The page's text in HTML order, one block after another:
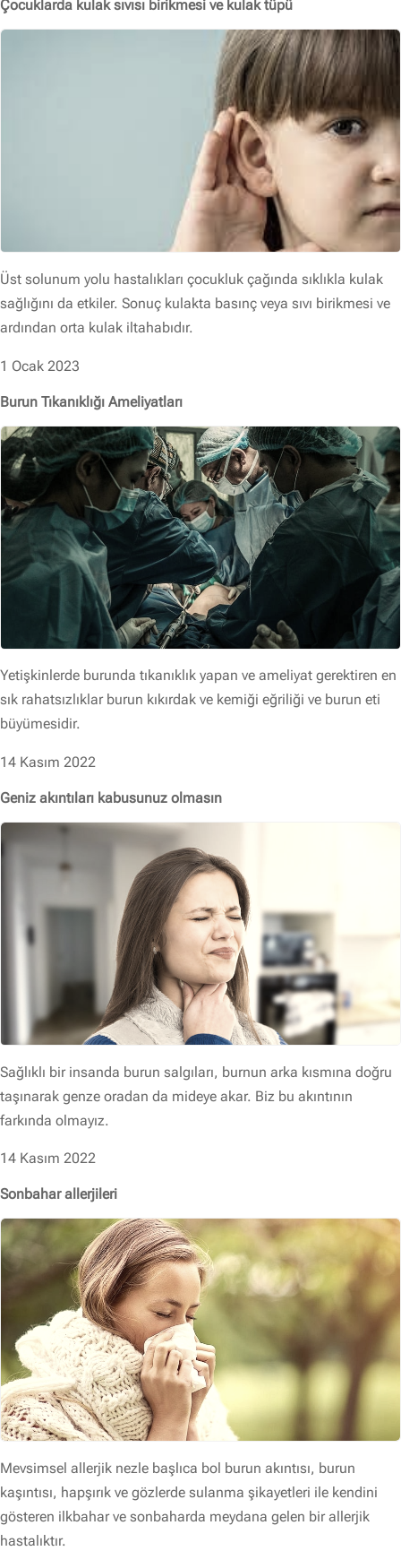
Çocuklarda kulak sıvısı birikmesi ve kulak tüpü
Üst solunum yolu hastalıkları çocukluk çağında sıklıkla kulak
sağlığını da etkiler. Sonuç kulakta basınç veya sıvı birikmesi ve
ardından orta kulak iltahabıdır.
1 Ocak 2023
Burun Tıkanıklığı Ameliyatları
Yetişkinlerde burunda tıkanıklık yapan ve ameliyat gerektiren en
sık rahatsızlıklar burun kıkırdak ve kemiği eğriliği ve burun eti
büyümesidir.
14 Kasım 2022
Geniz akıntıları kabusunuz olmasın
Sağlıklı bir insanda burun salgıları, burnun arka kısmına doğru
taşınarak genze oradan da mideye akar. Biz bu akıntının
farkında olmayız.
14 Kasım 2022
Sonbahar allerjileri
Mevsimsel allerjik nezle başlıca bol burun akıntısı, burun
kaşıntısı, hapşırık ve gözlerde sulanma şikayetleri ile kendini
gösteren ilkbahar ve sonbaharda meydana gelen bir allerjik
hastalıktır.